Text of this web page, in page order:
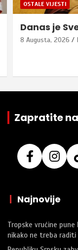
OSTALE VIJESTI
Danas je
8 Augusta, 2026
Zapratite
| Najnovije
Tropske vrućine
nikako ne treba raditi